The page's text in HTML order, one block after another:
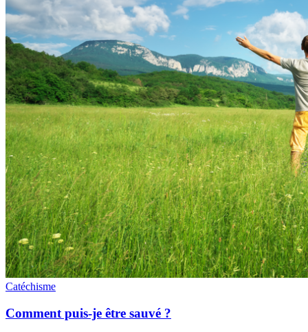
Catéchisme
Comment puis-je être sauvé ?